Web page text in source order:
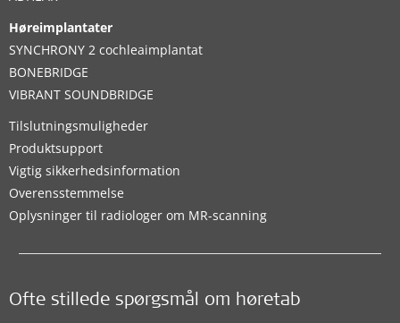
Høreimplantater
SYNCHRONY 2 cochleaimplantat
BONEBRIDGE
VIBRANT SOUNDBRIDGE
Tilslutningsmuligheder
Produktsupport
Vigtig sikkerhedsinformation
Overensstemmelse
Oplysninger til radiologer om MR-scanning
Ofte stillede spørgsmål om høretab